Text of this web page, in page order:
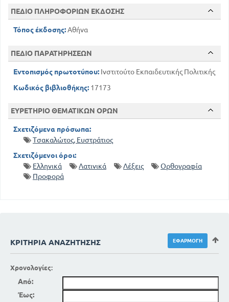
ΠΕΔΙΟ ΠΛΗΡΟΦΟΡΙΩΝ ΕΚΔΟΣΗΣ
Τόπος έκδοσης:Αθήνα
ΠΕΔΙΟ ΠΑΡΑΤΗΡΗΣΕΩΝ
Εντοπισμός πρωτοτύπου: Ινστιτούτο Εκπαιδευτικής Πολιτικής
Κωδικός βιβλιοθήκης: 17173
ΕΥΡΕΤΗΡΙΟ ΘΕΜΑΤΙΚΩΝ ΟΡΩΝ
Σχετιζόμενα πρόσωπα:
Τσακαλώτος, Ευστράτιος
Σχετιζόμενοι όροι:
Ελληνικά
Λατινικά Λέξεις
Ορθογραφία
Προφορά
ΚΡΙΤΉΡΙΑ ΑΝΑΖΉΤΗΣΗΣ
Χρονολογίες:
Από:
Έως: